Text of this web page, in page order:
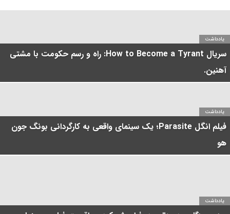
یادداشت
سریال How to Become a Tyrant: راه و رسم حکومت با مشتی
آهنین.
یادداشت
فیلم انگل Parasite؛ یک سینمای واقعی به کارگردانی بونگ جون
هو
یادداشت